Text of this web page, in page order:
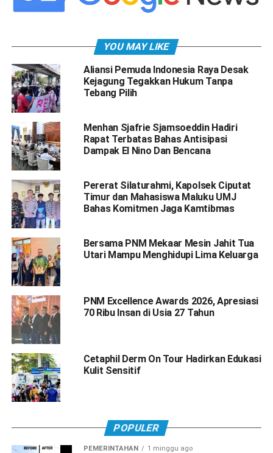
YOU MAY LIKE
Aliansi Pemuda Indonesia Raya Desak
Kejagung Tegakkan Hukum Tanpa
Tebang Pilih
Menhan Sjafrie Sjamsoeddin Hadiri
Rapat Terbatas Bahas Antisipasi
Dampak El Nino Dan Bencana
Pererat Silaturahmi, Kapolsek Ciputat
Timur dan Mahasiswa Maluku UMJ
Bahas Komitmen Jaga Kamtibmas
Bersama PNM Mekaar Mesin Jahit Tua
Utari Mampu Menghidupi Lima Keluarga
PNM Excellence Awards 2026, Apresiasi
70 Ribu Insan di Usia 27 Tahun
Cetaphil Derm On Tour Hadirkan Edukasi
Kulit Sensitif
POPULER
PEMERINTAHAN 1 minggu ago